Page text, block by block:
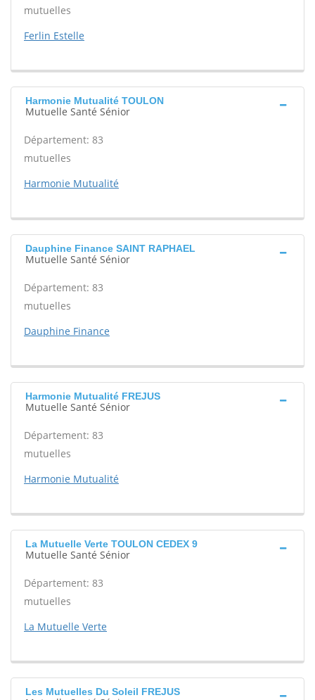
mutuelles
Ferlin Estelle
Harmonie Mutualité TOULON
Mutuelle Santé Sénior
Département: 83
mutuelles
Harmonie Mutualité
Dauphine Finance SAINT RAPHAEL
Mutuelle Santé Sénior
Département: 83
mutuelles
Dauphine Finance
Harmonie Mutualité FREJUS
Mutuelle Santé Sénior
Département: 83
mutuelles
Harmonie Mutualité
La Mutuelle Verte TOULON CEDEX 9
Mutuelle Santé Sénior
Département: 83
mutuelles
La Mutuelle Verte
Les Mutuelles Du Soleil FREJUS